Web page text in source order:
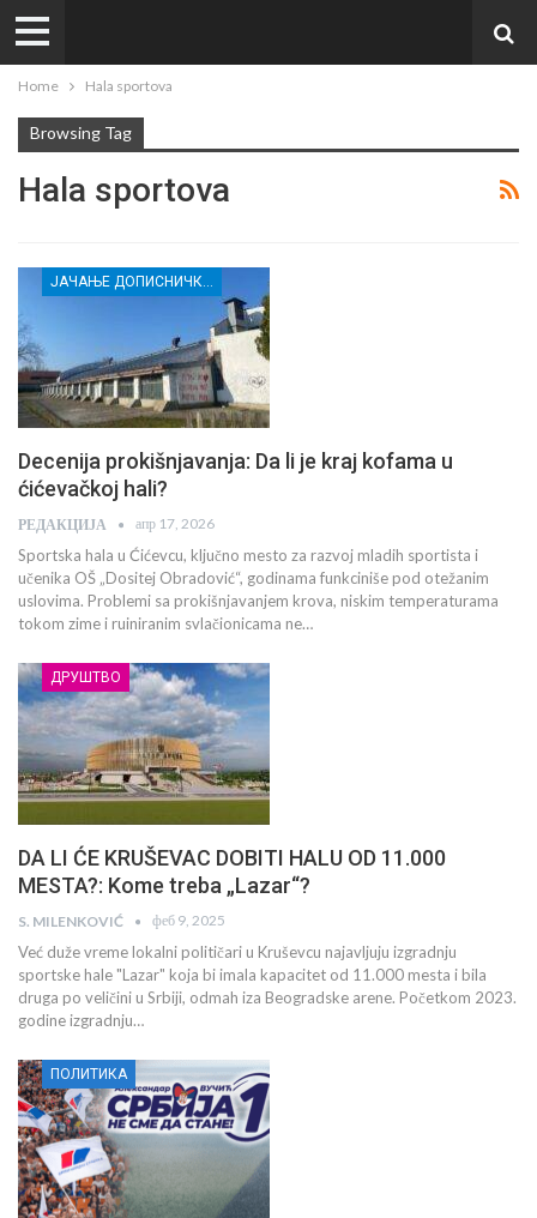
Home Hala sportova
Browsing Tag
Hala sportova
ЈАЧАЊЕ ДОПИСНИЧКЕ МРЕЖЕ НЕЗАВИСНИХ МЕДИЈА У РАСИНСКОМ ОКРУГУ
Decenija prokišnjavanja: Da li je kraj kofama u
ćićevačkoj hali?
РЕДАКЦИЈА апр 17, 2026
Sportska hala u Ćićevcu, ključno mesto za razvoj mladih sportista i
učenika OŠ „Dositej Obradović“, godinama funkciniše pod otežanim
uslovima. Problemi sa prokišnjavanjem krova, niskim temperaturama
tokom zime i ruiniranim svlačionicama ne…
ДРУШТВО
DA LI ĆE KRUŠEVAC DOBITI HALU OD 11.000
MESTA?: Kome treba „Lazar“?
S. MILENKOVIĆ феб 9, 2025
Već duže vreme lokalni političari u Kruševcu najavljuju izgradnju
sportske hale "Lazar" koja bi imala kapacitet od 11.000 mesta i bila
druga po veličini u Srbiji, odmah iza Beogradske arene. Početkom 2023.
godine izgradnju…
ПОЛИТИКА